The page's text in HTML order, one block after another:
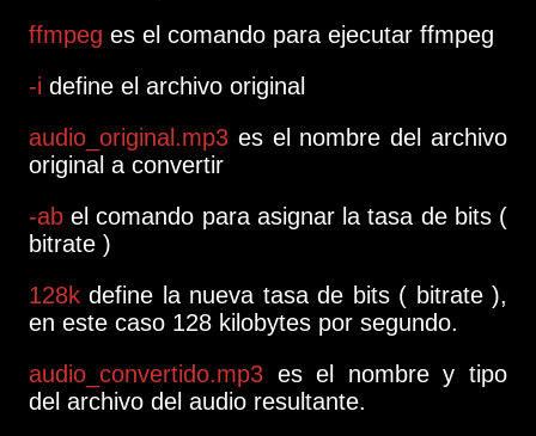
ffmpeg es el comando para ejecutar ffmpeg
-i define el archivo original
audio_original.mp3 es el nombre del archivo
original a convertir
-ab el comando para asignar la tasa de bits (
bitrate )
128k define la nueva tasa de bits ( bitrate ),
en este caso 128 kilobytes por segundo.
audio_convertido.mp3 es el nombre y tipo
del archivo del audio resultante.